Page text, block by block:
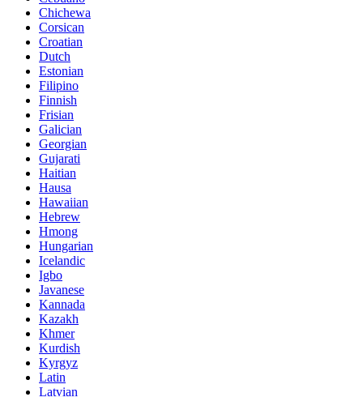
Chichewa
Corsican
Croatian
Dutch
Estonian
Filipino
Finnish
Frisian
Galician
Georgian
Gujarati
Haitian
Hausa
Hawaiian
Hebrew
Hmong
Hungarian
Icelandic
Igbo
Javanese
Kannada
Kazakh
Khmer
Kurdish
Kyrgyz
Latin
Latvian